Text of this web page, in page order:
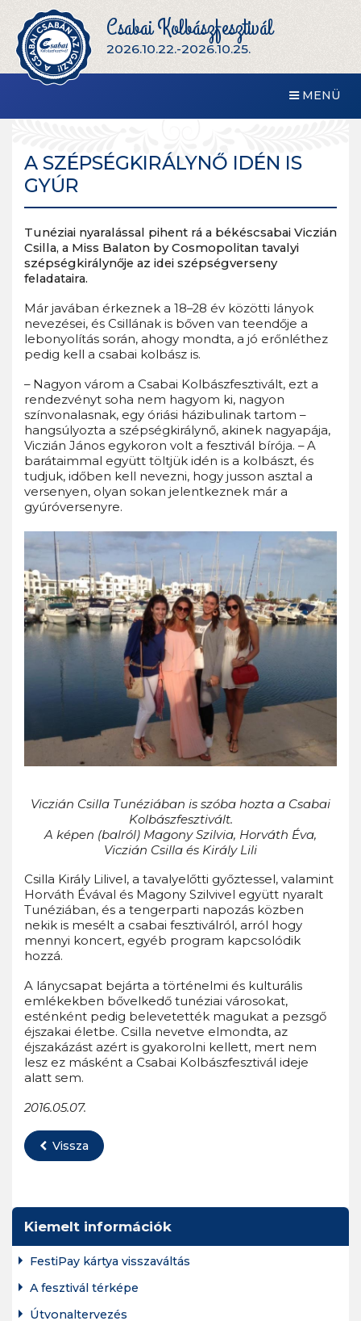
Csabai Kolbászfesztivál
2026.10.22.-2026.10.25.
MENÜ
A SZÉPSÉGKIRÁLYNŐ IDÉN IS
GYÚR
Tunéziai nyaralással pihent rá a békéscsabai Viczián
Csilla, a Miss Balaton by Cosmopolitan tavalyi
szépségkirálynője az idei szépségverseny
feladataira.
Már javában érkeznek a 18–28 év közötti lányok
nevezései, és Csillának is bőven van teendője a
lebonyolítás során, ahogy mondta, a jó erőnléthez
pedig kell a csabai kolbász is.
– Nagyon várom a Csabai Kolbászfesztivált, ezt a
rendezvényt soha nem hagyom ki, nagyon
színvonalasnak, egy óriási házibulinak tartom –
hangsúlyozta a szépségkirálynő, akinek nagyapája,
Viczián János egykoron volt a fesztivál bírója. – A
barátaimmal együtt töltjük idén is a kolbászt, és
tudjuk, időben kell nevezni, hogy jusson asztal a
versenyen, olyan sokan jelentkeznek már a
gyúróversenyre.
Viczián Csilla Tunéziában is szóba hozta a Csabai
Kolbászfesztivált.
A képen (balról) Magony Szilvia, Horváth Éva,
Viczián Csilla és Király Lili
Csilla Király Lilivel, a tavalyelőtti győztessel, valamint
Horváth Évával és Magony Szilvivel együtt nyaralt
Tunéziában, és a tengerparti napozás közben
nekik is mesélt a csabai fesztiválról, arról hogy
mennyi koncert, egyéb program kapcsolódik
hozzá.
A lánycsapat bejárta a történelmi és kulturális
emlékekben bővelkedő tunéziai városokat,
esténként pedig belevetették magukat a pezsgő
éjszakai életbe. Csilla nevetve elmondta, az
éjszakázást azért is gyakorolni kellett, mert nem
lesz ez másként a Csabai Kolbászfesztivál ideje
alatt sem.
2016.05.07.
Vissza
Kiemelt információk
FestiPay kártya visszaváltás
A fesztivál térképe
Útvonaltervezés